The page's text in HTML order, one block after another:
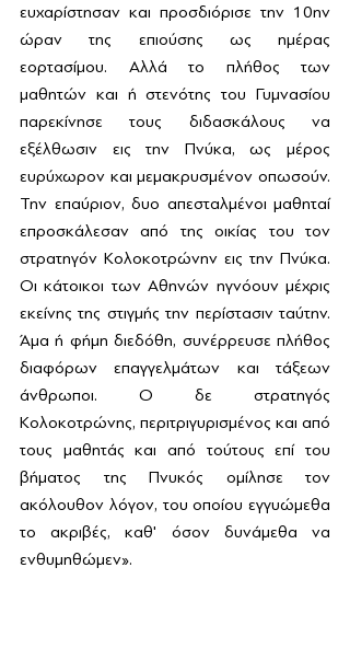
ευχαρίστησαν και προσδιόρισε την 10ην
ώραν της επιούσης ως ημέρας
εορτασίμου. Αλλά το πλήθος των
μαθητών και ή στενότης του Γυμνασίου
παρεκίνησε τους διδασκάλους να
εξέλθωσιν εις την Πνύκα, ως μέρος
ευρύχωρον και μεμακρυσμένον οπωσούν.
Την επαύριον, δυο απεσταλμένοι μαθηταί
επροσκάλεσαν από της οικίας του τον
στρατηγόν Κολοκοτρώνην εις την Πνύκα.
Οι κάτοικοι των Αθηνών ηγνόουν μέχρις
εκείνης της στιγμής την περίστασιν ταύτην.
Άμα ή φήμη διεδόθη, συνέρρευσε πλήθος
διαφόρων επαγγελμάτων και τάξεων
άνθρωποι. Ο δε στρατηγός
Κολοκοτρώνης, περιτριγυρισμένος και από
τους μαθητάς και από τούτους επί του
βήματος της Πνυκός ομίλησε τον
ακόλουθον λόγον, του οποίου εγγυώμεθα
το ακριβές, καθ' όσον δυνάμεθα να
ενθυμηθώμεν».